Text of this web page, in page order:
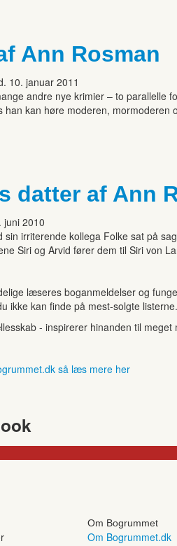
Ann Rosman
10. januar 2011
andre nye krimier – to
kan høre moderen,
datter af Ann
juni 2010
sin irriterende kollega Folke sat på
Siri og Arvid fører dem til Siri von
læseres boganmeldelser og
ikke kan finde på mest-solgte listerne.
- inspirerer hinanden til
så læs mere her
Om Bogrummet
Om Bogrummet.dk